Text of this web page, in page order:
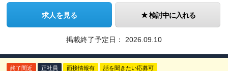
求人を見る 検討中に入れる
掲載終了予定日： 2026.09.10
終了間近 正社員 面接情報有 話を聞きたい応募可